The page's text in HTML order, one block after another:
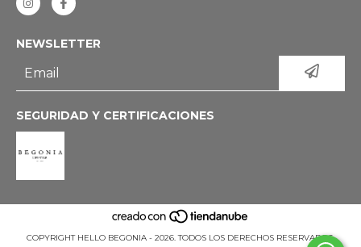
NEWSLETTER
SEGURIDAD Y CERTIFICACIONES
COPYRIGHT HELLO BEGONIA - 2026. TODOS LOS DERECHOS RESERVADOS.